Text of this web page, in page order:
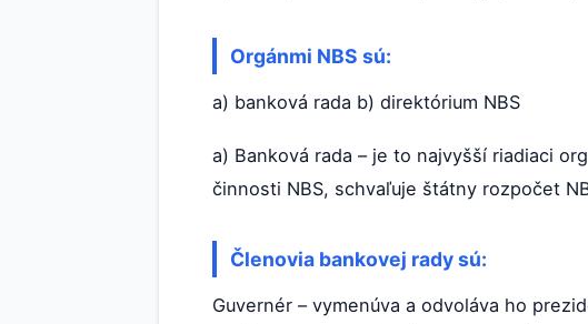
Orgánmi NBS sú:
a) banková rada b) direktórium NBS
a) Banková rada – je to najvyšší riadiaci
činnosti NBS, schvaľuje štátny rozpočet
Členovia bankovej rady sú:
Guvernér – vymenúva a odvoláva ho